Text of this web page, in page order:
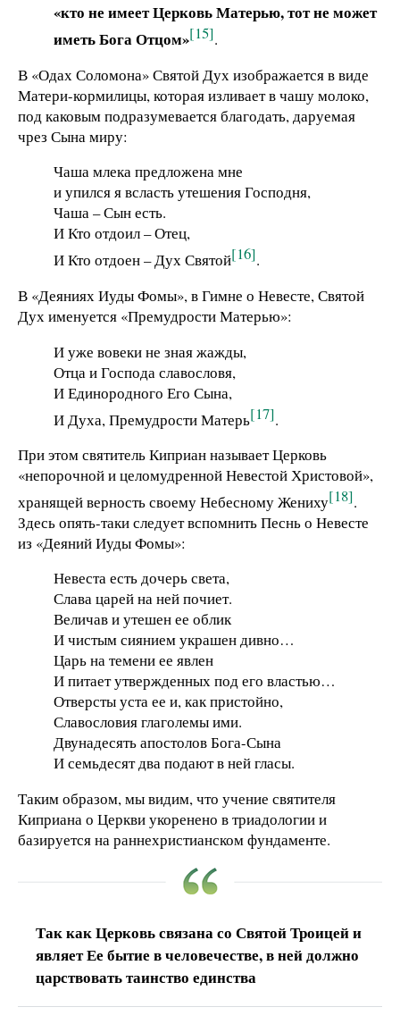
«кто не имеет Церковь Матерью, тот не может
иметь Бога Отцом»[15].
В «Одах Соломона» Святой Дух изображается в виде
Матери-кормилицы, которая изливает в чашу молоко,
под каковым подразумевается благодать, даруемая
чрез Сына миру:
Чаша млека предложена мне
и упился я всласть утешения Господня,
Чаша – Сын есть.
И Кто отдоил – Отец,
И Кто отдоен – Дух Святой[16].
В «Деяниях Иуды Фомы», в Гимне о Невесте, Святой
Дух именуется «Премудрости Матерью»:
И уже вовеки не зная жажды,
Отца и Господа славословя,
И Единородного Его Сына,
И Духа, Премудрости Матерь[17].
При этом святитель Киприан называет Церковь
«непорочной и целомудренной Невестой Христовой»,
хранящей верность своему Небесному Жениху[18].
Здесь опять-таки следует вспомнить Песнь о Невесте
из «Деяний Иуды Фомы»:
Невеста есть дочерь света,
Слава царей на ней почиет.
Величав и утешен ее облик
И чистым сиянием украшен дивно…
Царь на темени ее явлен
И питает утвержденных под его властью…
Отверсты уста ее и, как пристойно,
Славословия глаголемы ими.
Двунадесять апостолов Бога-Сына
И семьдесят два подают в ней гласы.
Таким образом, мы видим, что учение святителя
Киприана о Церкви укоренено в триадологии и
базируется на раннехристианском фундаменте.
Так как Церковь связана со Святой Троицей и
являет Ее бытие в человечестве, в ней должно
царствовать таинство единства